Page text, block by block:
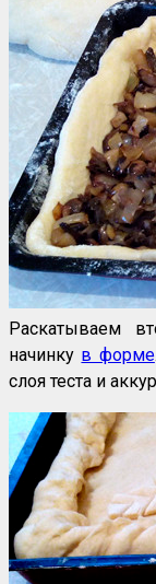
Раскатываем
начинку в форме
слоя теста и